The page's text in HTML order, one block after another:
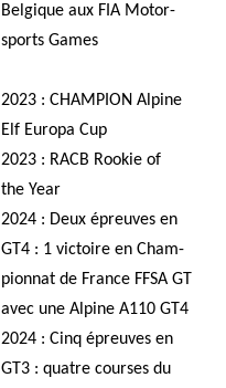
Bel­gique aux FIA Motor­
sports Games
2023 : CHAMPION Alpine
Elf Euro­pa Cup
2023 : RACB Roo­kie of
the Year
2024 : Deux épreuves en
GT4 : 1 vic­toire en Cham­
pion­nat de France FFSA GT
avec une Alpine A110 GT4
2024 : Cinq épreuves en
GT3 : quatre courses du